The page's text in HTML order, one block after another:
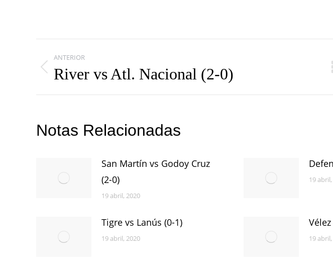
Navegación
entre
publicaciones
ANTERIOR
Publicación
River vs Atl. Nacional (2-0)
Notas Relacionadas
San Martín vs Godoy Cruz
(2-0)
19 abril, 2020
19
Tigre vs Lanús (0-1)
19 abril, 2020 19